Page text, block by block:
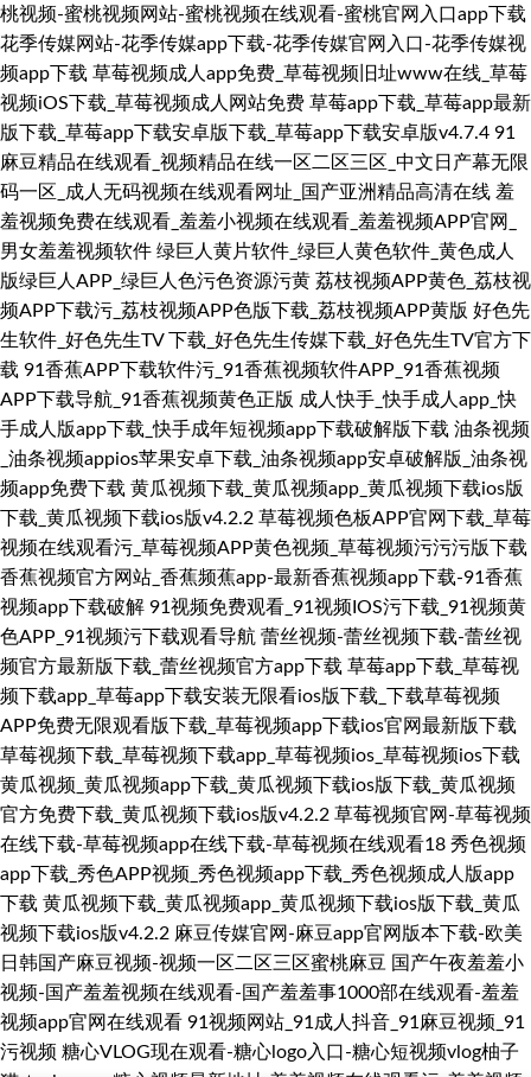
桃视频-蜜桃视频网站-蜜桃视频在线观看-蜜桃官网入口app下载
花季传媒网站-花季传媒app下载-花季传媒官网入口-花季传媒视
频app下载 草莓视频成人app免费_草莓视频旧址www在线_草莓
视频iOS下载_草莓视频成人网站免费 草莓app下载_草莓app最新
版下载_草莓app下载安卓版下载_草莓app下载安卓版v4.7.4 91
麻豆精品在线观看_视频精品在线一区二区三区_中文日产幕无限
码一区_成人无码视频在线观看网址_国产亚洲精品高清在线 羞
羞视频免费在线观看_羞羞小视频在线观看_羞羞视频APP官网_
男女羞羞视频软件 绿巨人黄片软件_绿巨人黄色软件_黄色成人
版绿巨人APP_绿巨人色污色资源污黄 荔枝视频APP黄色_荔枝视
频APP下载污_荔枝视频APP色版下载_荔枝视频APP黄版 好色先
生软件_好色先生TV 下载_好色先生传媒下载_好色先生TV官方下
载 91香蕉APP下载软件污_91香蕉视频软件APP_91香蕉视频
APP下载导航_91香蕉视频黄色正版 成人快手_快手成人app_快
手成人版app下载_快手成年短视频app下载破解版下载 油条视频
_油条视频appios苹果安卓下载_油条视频app安卓破解版_油条视
频app免费下载 黄瓜视频下载_黄瓜视频app_黄瓜视频下载ios版
下载_黄瓜视频下载ios版v4.2.2 草莓视频色板APP官网下载_草莓
视频在线观看污_草莓视频APP黄色视频_草莓视频污污污版下载
香蕉视频官方网站_香蕉频蕉app-最新香蕉视频app下载-91香蕉
视频app下载破解 91视频免费观看_91视频IOS污下载_91视频黄
色APP_91视频污下载观看导航 蕾丝视频-蕾丝视频下载-蕾丝视
频官方最新版下载_蕾丝视频官方app下载 草莓app下载_草莓视
频下载app_草莓app下载安装无限看ios版下载_下载草莓视频
APP免费无限观看版下载_草莓视频app下载ios官网最新版下载
草莓视频下载_草莓视频下载app_草莓视频ios_草莓视频ios下载
黄瓜视频_黄瓜视频app下载_黄瓜视频下载ios版下载_黄瓜视频
官方免费下载_黄瓜视频下载ios版v4.2.2 草莓视频官网-草莓视频
在线下载-草莓视频app在线下载-草莓视频在线观看18 秀色视频
app下载_秀色APP视频_秀色视频app下载_秀色视频成人版app
下载 黄瓜视频下载_黄瓜视频app_黄瓜视频下载ios版下载_黄瓜
视频下载ios版v4.2.2 麻豆传媒官网-麻豆app官网版本下载-欧美
日韩国产麻豆视频-视频一区二区三区蜜桃麻豆
国产午夜羞羞小
视频-国产羞羞视频在线观看-国产羞羞事1000部在线观看-羞羞
视频app官网在线观看 91视频网站_91成人抖音_91麻豆视频_91
污视频 糖心VLOG现在观看-糖心logo入口-糖心短视频vlog柚子